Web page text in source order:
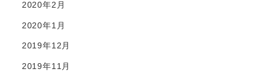
2020年2月
2020年1月
2019年12月
2019年11月